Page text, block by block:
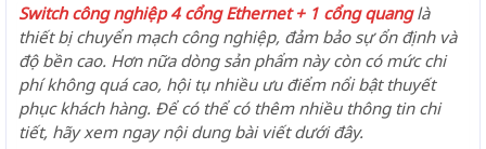
Switch công nghiệp 4 cổng Ethernet + 1 cổng quanglà
thiết bị chuyển mạch công nghiệp, đảm bảo sự ổn định và
độ bền cao. Hơn nữa dòng sản phẩm này còn có mức chi
phí không quá cao, hội tụ nhiều ưu điểm nổi bật thuyết
phục khách hàng. Để có thể có thêm nhiều thông tin chi
tiết, hãy xem ngay nội dung bài viết dưới đây.